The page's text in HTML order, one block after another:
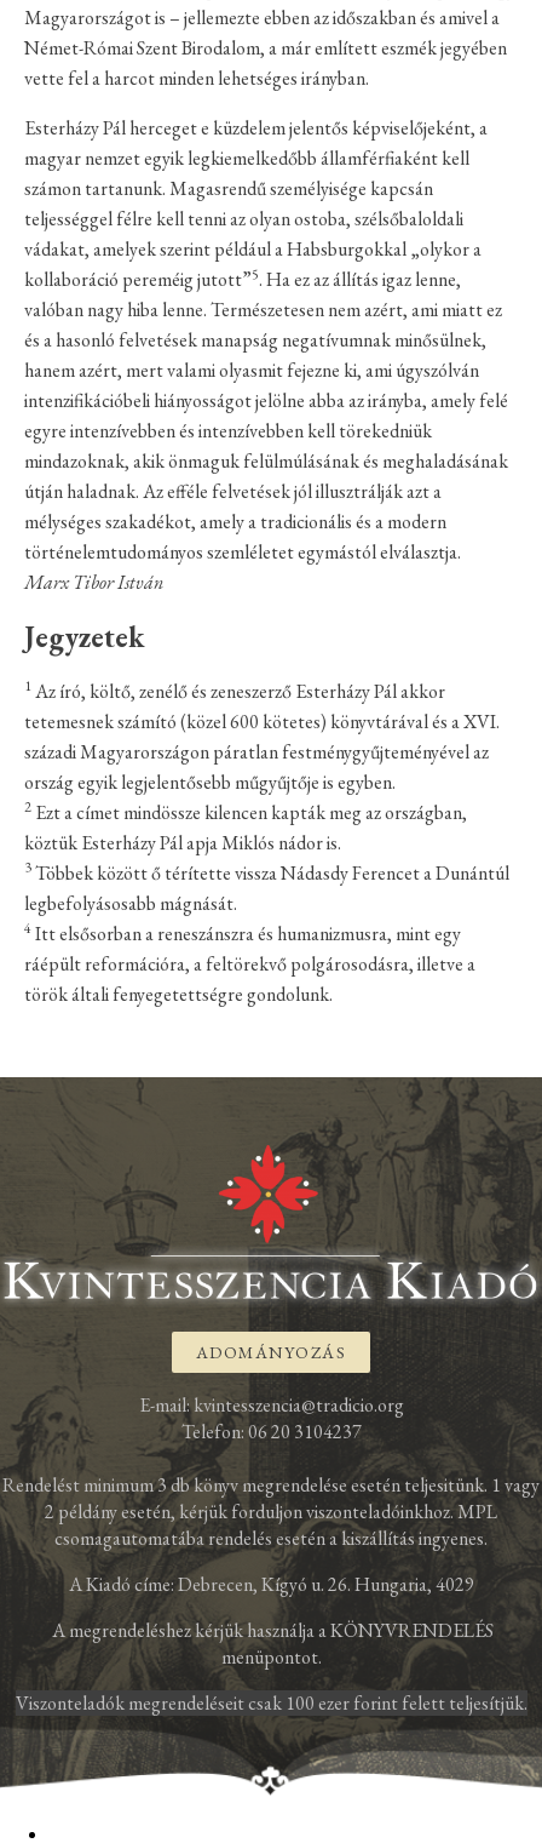
Magyarországot is – jellemezte ebben az időszakban és amivel a
Német-Római Szent Birodalom, a már említett eszmék jegyében
vette fel a harcot minden lehetséges irányban.
Esterházy Pál herceget e küzdelem jelentős képviselőjeként, a
magyar nemzet egyik legkiemelkedőbb államférfiaként kell
számon tartanunk. Magasrendű személyisége kapcsán
teljességgel félre kell tenni az olyan ostoba, szélsőbaloldali
vádakat, amelyek szerint például a Habsburgokkal „olykor a
kollaboráció pereméig jutott”5. Ha ez az állítás igaz lenne,
valóban nagy hiba lenne. Természetesen nem azért, ami miatt ez
és a hasonló felvetések manapság negatívumnak minősülnek,
hanem azért, mert valami olyasmit fejezne ki, ami úgyszólván
intenzifikációbeli hiányosságot jelölne abba az irányba, amely felé
egyre intenzívebben és intenzívebben kell törekedniük
mindazoknak, akik önmaguk felülmúlásának és meghaladásának
útján haladnak. Az efféle felvetések jól illusztrálják azt a
mélységes szakadékot, amely a tradicionális és a modern
történelemtudományos szemléletet egymástól elválasztja.
Marx Tibor István
Jegyzetek
1 Az író, költő, zenélő és zeneszerző Esterházy Pál akkor
tetemesnek számító (közel 600 kötetes) könyvtárával és a XVI.
századi Magyarországon páratlan festménygyűjteményével az
ország egyik legjelentősebb műgyűjtője is egyben.
2 Ezt a címet mindössze kilencen kapták meg az országban,
köztük Esterházy Pál apja Miklós nádor is.
3Többek között ő térítette vissza Nádasdy Ferencet a Dunántúl
legbefolyásosabb mágnását.
4Itt elsősorban a reneszánszra és humanizmusra, mint egy
ráépült reformációra, a feltörekvő polgárosodásra, illetve a
török általi fenyegetettségre gondolunk.
ADOMÁNYOZÁS
E-mail: kvintesszencia@tradicio.org
Telefon: 06 20 3104237
Rendelést minimum 3 db könyv megrendelése esetén teljesitünk. 1 vagy
2 példány esetén, kérjük forduljon viszonteladóinkhoz. MPL
csomagautomatába rendelés esetén a kiszállítás ingyenes.
A Kiadó címe: Debrecen, Kígyó u. 26. Hungaria, 4029
A megrendeléshez kérjük használja a KÖNYVRENDELÉS
menüpontot.
Viszonteladók megrendeléseit csak 100 ezer forint felett teljesítjük.